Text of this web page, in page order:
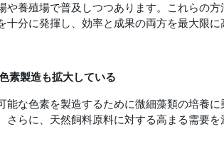
や養殖場で普及しつつあります。これらの
十分に発揮し、効率と成果の両方を最大限に
素製造も拡大している
能な色素を製造するために微細藻類の培養
さらに、天然飼料原料に対する高まる需要を